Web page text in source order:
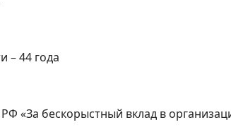
– 44 года
«За бескорыстный вклад в